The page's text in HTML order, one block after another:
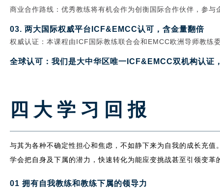
商业合作路线：优秀教练将有机会作为创衡国际合作伙伴，参
03. 两大国际权威平台ICF&EMCC认可，含金量翻倍
权威认证：本课程由ICF国际教练联合会和EMCC欧洲导师教练
全球认可：我们是大中华区唯一ICF&EMCC双机构认证
四大学习回报
与其为各种不确定性担心和焦虑，不如静下来为自我的成长充值
学会把自身及下属的潜力，快速转化为能应变挑战甚至引领变
01 拥有自我教练和教练下属的领导力